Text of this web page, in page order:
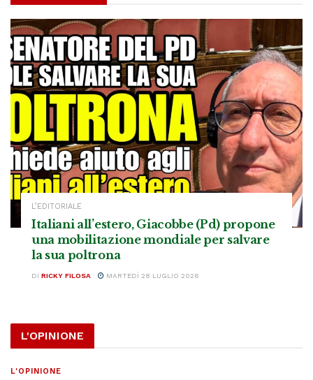
L’EDITORIALE
Italiani all’estero, Giacobbe (Pd) propone
una mobilitazione mondiale per salvare
la sua poltrona
DI RICKY FILOSA MARTEDÌ 28 LUGLIO 2026
L'OPINIONE
L'OPINIONE